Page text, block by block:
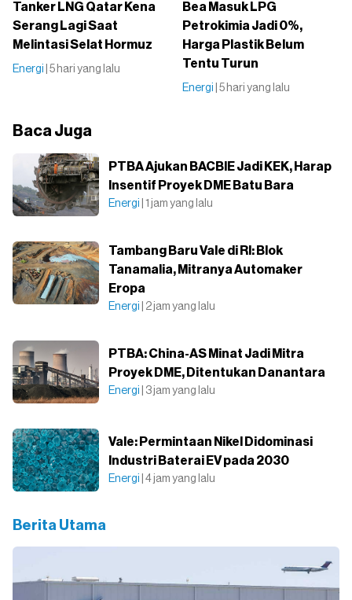
Tanker LNG Qatar Kena
Serang Lagi Saat
Melintasi Selat Hormuz
Energi | 5 hari yang lalu
Bea Masuk LPG
Petrokimia Jadi 0%,
Harga Plastik Belum
Tentu Turun
Energi | 5 hari yang lalu
Baca Juga
PTBA Ajukan BACBIE Jadi KEK, Harap
Insentif Proyek DME Batu Bara
Energi | 1 jam yang lalu
Tambang Baru Vale di RI: Blok
Tanamalia, Mitranya Automaker
Eropa
Energi | 2 jam yang lalu
PTBA: China-AS Minat Jadi Mitra
Proyek DME, Ditentukan Danantara
Energi | 3 jam yang lalu
Vale: Permintaan Nikel Didominasi
Industri Baterai EV pada 2030
Energi | 4 jam yang lalu
Berita Utama